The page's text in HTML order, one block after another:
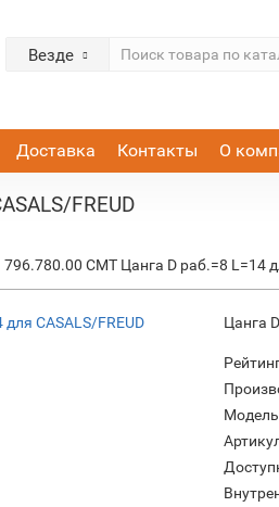
Везде
Доставка Контакты О
FREUD
796.780.00 CMT Цанга D раб.=8 L=14
Цанга